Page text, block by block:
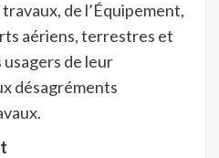
de l’Équipement,
aériens, terrestres et
de leur
désagréments